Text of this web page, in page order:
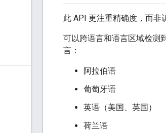
此 API 更注重精确度，而非
可以跨语言和语言区域检测
言：
阿拉伯语
葡萄牙语
英语（美国、英国）
荷兰语